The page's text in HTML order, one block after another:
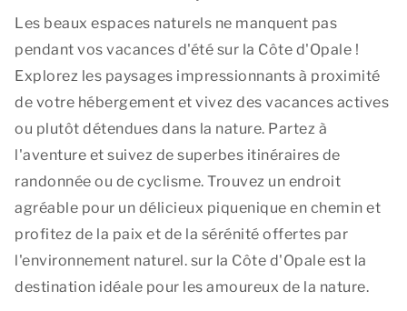
Les beaux espaces naturels ne manquent pas
pendant vos vacances d'été sur la Côte d'Opale !
Explorez les paysages impressionnants à proximité
de votre hébergement et vivez des vacances actives
ou plutôt détendues dans la nature. Partez à
l'aventure et suivez de superbes itinéraires de
randonnée ou de cyclisme. Trouvez un endroit
agréable pour un délicieux piquenique en chemin et
profitez de la paix et de la sérénité offertes par
l'environnement naturel. sur la Côte d'Opale est la
destination idéale pour les amoureux de la nature.